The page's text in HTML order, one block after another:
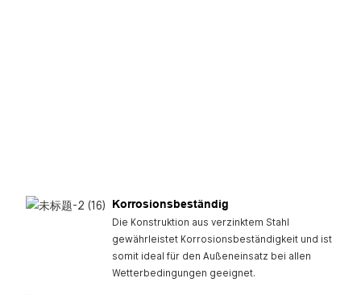
Korrosionsbeständig
Die Konstruktion aus verzinktem Stahl
gewährleistet Korrosionsbeständigkeit und ist
somit ideal für den Außeneinsatz bei allen
Wetterbedingungen geeignet.